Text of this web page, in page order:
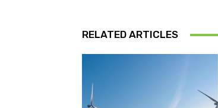
RELATED ARTICLES